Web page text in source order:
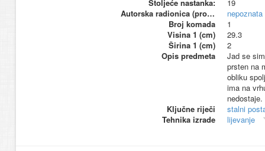
Stoljeće nastanka:
19
Autorska radionica (proizvođač)
nepoznata
Broj komada
1
Visina 1 (cm)
29.3
Širina 1 (cm)
2
Opis predmeta
Jad se
prsten na
obliku
ima na
nedostaje.
Ključne riječi
stalni
Tehnika izrade
lijevanje